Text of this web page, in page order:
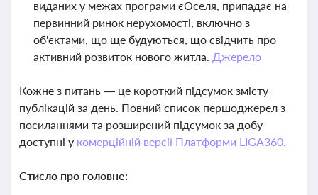
виданих у межах програми єОселя, припадає на
первинний ринок нерухомості, включно з
об'єктами, що ще будуються, що свідчить про
активний розвиток нового житла. Джерело
Кожне з питань — це короткий підсумок змісту
публікацій за день. Повний список першоджерел з
посиланнями та розширений підсумок за добу
доступні у комерційній версії Платформи LIGA360.
Стисло про головне: